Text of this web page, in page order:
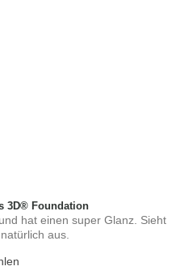
3D® Foundation
hat einen super Glanz. Sieht
aus.